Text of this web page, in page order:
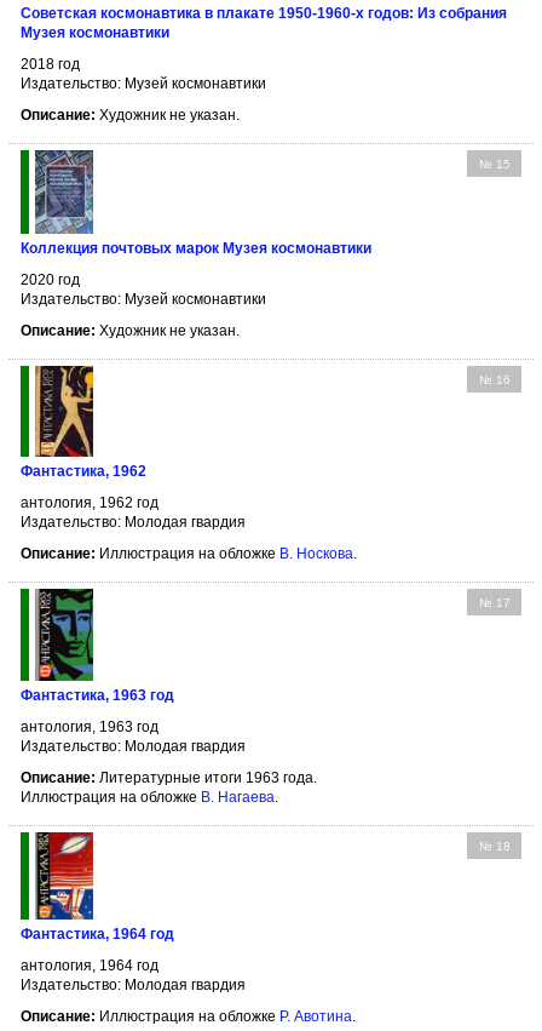
Советская космонавтика в плакате 1950-1960-х годов: Из собрания
Музея космонавтики
2018 год
Издательство: Музей космонавтики
Описание: Художник не указан.
№ 15
Коллекция почтовых марок Музея космонавтики
2020 год
Издательство: Музей космонавтики
Описание: Художник не указан.
№ 16
Фантастика, 1962
антология, 1962 год
Издательство: Молодая гвардия
Описание: Иллюстрация на обложке В. Носкова
№ 17
Фантастика, 1963 год
антология, 1963 год
Издательство: Молодая гвардия
Описание: Литературные итоги 1963 года.
Иллюстрация на обложке В. Нагаева
№ 18
Фантастика, 1964 год
антология, 1964 год
Издательство: Молодая гвардия
Описание: Иллюстрация на обложке Р. Авотина